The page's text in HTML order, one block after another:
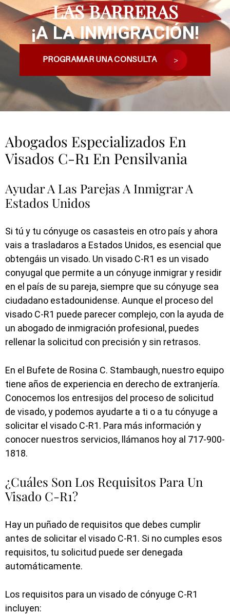
LAS BARRERAS
¡A LA INMIGRACIÓN!
PROGRAMAR UNA CONSULTA
Abogados Especializados En
Visados C-R1 En Pensilvania
Ayudar A Las Parejas A Inmigrar A
Estados Unidos
Si tú y tu cónyuge os casasteis en otro país y ahora
vais a trasladaros a Estados Unidos, es esencial que
obtengáis un visado. Un visado C-R1 es un visado
conyugal que permite a un cónyuge inmigrar y residir
en el país de su pareja, siempre que su cónyuge sea
ciudadano estadounidense. Aunque el proceso del
visado C-R1 puede parecer complejo, con la ayuda de
un abogado de inmigración profesional, puedes
rellenar la solicitud con precisión y sin retrasos.
En el Bufete de Rosina C. Stambaugh, nuestro equipo
tiene años de experiencia en derecho de extranjería.
Conocemos los entresijos del proceso de solicitud
de visado, y podemos ayudarte a ti o a tu cónyuge a
solicitar el visado C-R1. Para más información y
conocer nuestros servicios, llámanos hoy al 717-900-
1818.
¿Cuáles Son Los Requisitos Para Un
Visado C-R1?
Hay un puñado de requisitos que debes cumplir
antes de solicitar el visado C-R1. Si no cumples esos
requisitos, tu solicitud puede ser denegada
automáticamente.
Los requisitos para un visado de cónyuge C-R1
incluyen: